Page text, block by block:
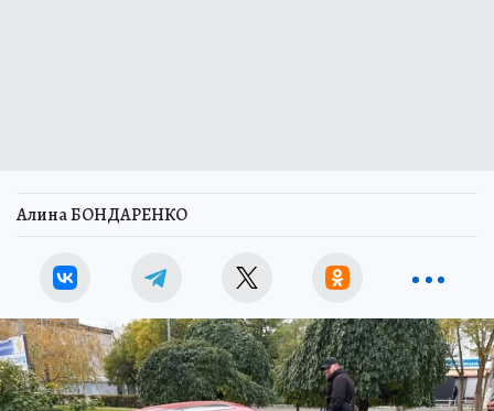
Алина БОНДАРЕНКО